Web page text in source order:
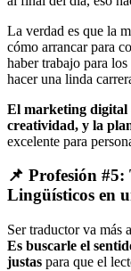
La verdad es que la
cómo arrancar para
haber trabajo para
hacer una linda
El marketing digital
creatividad, y la
excelente para
📌 Profesión
Lingüísticos en
Ser traductor va más
Es buscarle el
justas para que el